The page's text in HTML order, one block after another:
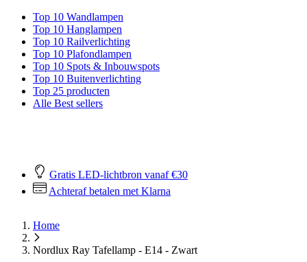
Top 10 Wandlampen
Top 10 Hanglampen
Top 10 Railverlichting
Top 10 Plafondlampen
Top 10 Spots & Inbouwspots
Top 10 Buitenverlichting
Top 25 producten
Alle Best sellers
Gratis LED-lichtbron vanaf €30
Achteraf betalen met Klarna
Home
Nordlux Ray Tafellamp - E14 - Zwart